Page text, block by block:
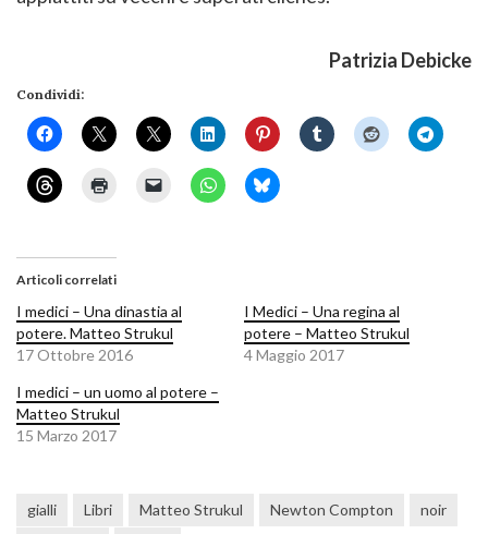
Patrizia Debicke
Condividi:
Articoli correlati
I medici – Una dinastia al
potere. Matteo Strukul
17 Ottobre 2016
I Medici – Una regina al
potere – Matteo Strukul
4 Maggio 2017
I medici – un uomo al potere –
Matteo Strukul
15 Marzo 2017
gialli Libri Matteo Strukul Newton Compton
noir